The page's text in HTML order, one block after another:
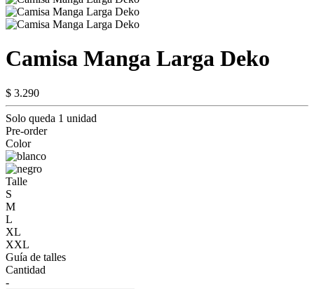
Camisa Manga Larga Deko
$ 3.290
Solo queda 1 unidad
Pre-order
Color
Talle
S
M
L
XL
XXL
Guía de talles
Cantidad
-